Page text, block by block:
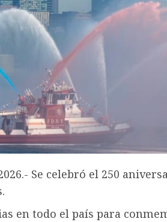
Se celebró el 250
en todo el país para